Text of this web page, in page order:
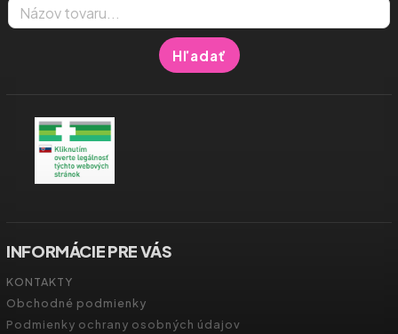
Hľadať
INFORMÁCIE PRE VÁS
KONTAKTY
Obchodné podmienky
Podmienky ochrany osobných údajov